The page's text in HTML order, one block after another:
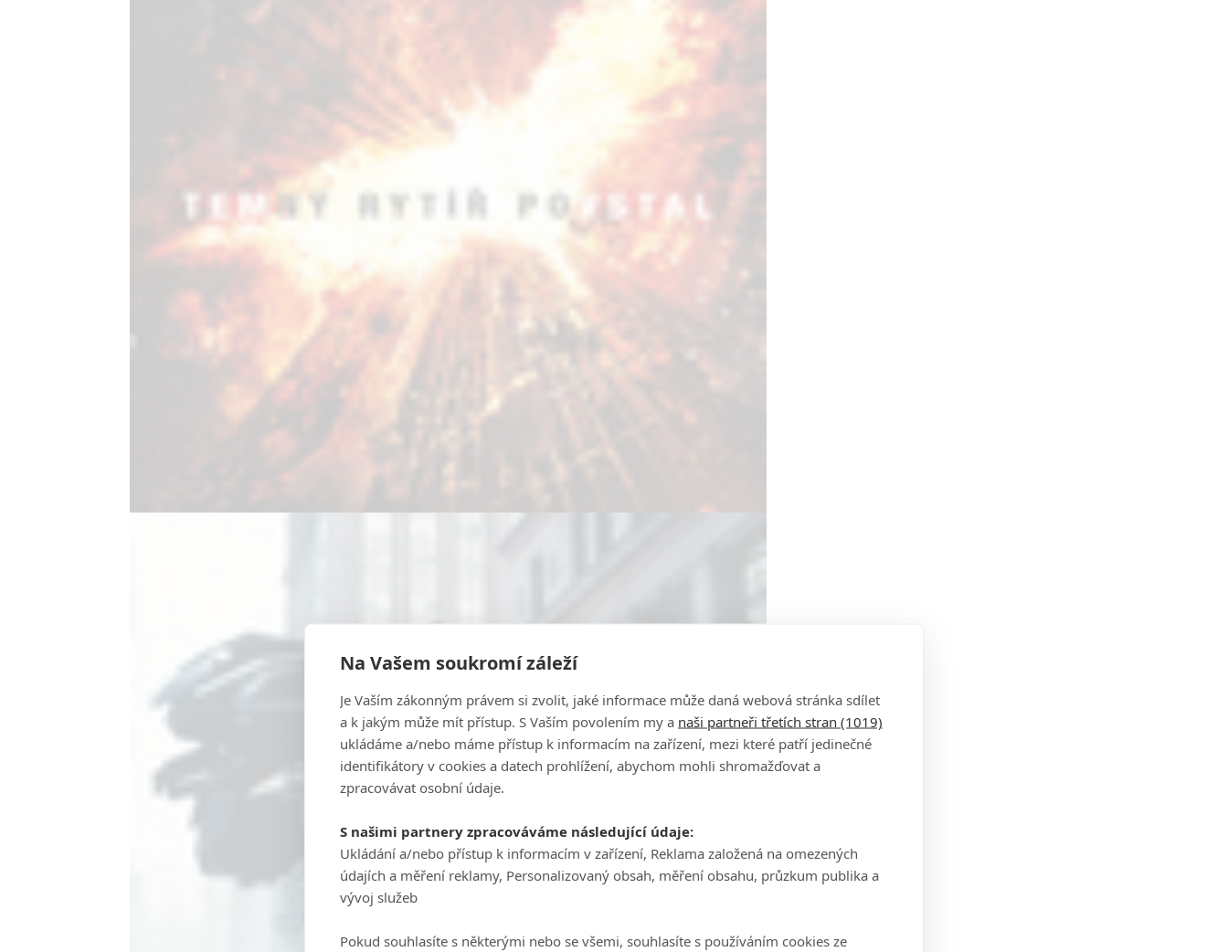
Na Vašem soukromí záleží
Je Vaším zákonným právem si zvolit, jaké informace může daná webová stránka sdílet
a k jakým může mít přístup. S Vaším povolením my a naši partneři třetích stran (1019)
ukládáme a/nebo máme přístup k informacím na zařízení, mezi které patří jedinečné
identifikátory v cookies a datech prohlížení, abychom mohli shromažďovat a
zpracovávat osobní údaje.
S našimi partnery zpracováváme následující údaje:
Ukládání a/nebo přístup k informacím v zařízení, Reklama založená na omezených
údajích a měření reklamy, Personalizovaný obsah, měření obsahu, průzkum publika a
vývoj služeb
Pokud souhlasíte s některými nebo se všemi, souhlasíte s používáním cookies ze